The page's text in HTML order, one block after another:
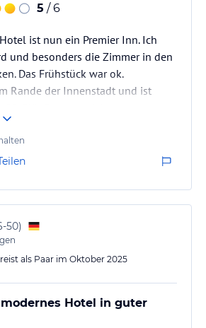
5 / 6
ist nun ein Premier Inn. Ich
und besonders die Zimmer in den
Das Frühstück war ok.
Rande der Innenstadt und ist
50)
als Paar im Oktober 2025
Hotel in guter